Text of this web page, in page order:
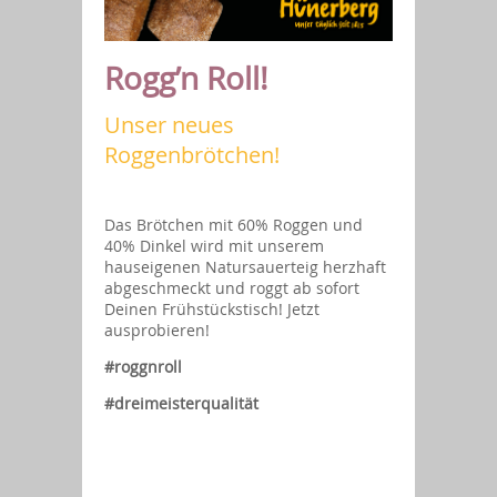
Rogg’n Roll!
Unser neues
Roggenbrötchen!
Das Brötchen mit 60% Roggen und
40% Dinkel wird mit unserem
hauseigenen Natursauerteig herzhaft
abgeschmeckt und roggt ab sofort
Deinen Frühstückstisch! Jetzt
ausprobieren!
#roggnroll
#dreimeisterqualität